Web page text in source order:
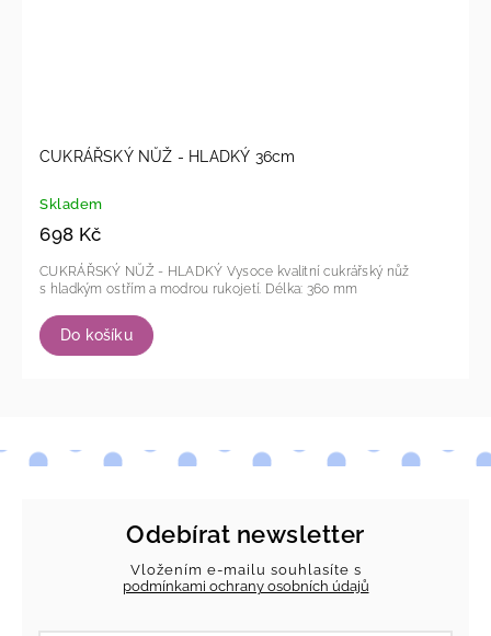
CUKRÁŘSKÝ NŮŽ - HLADKÝ 36cm
Skladem
698 Kč
Do košíku
CUKRÁŘSKÝ NŮŽ - HLADKÝ Vysoce kvalitní cukrářský nůž
Odebírat newsletter
Vložením e-mailu souhlasíte s
podmínkami ochrany osobních údajů